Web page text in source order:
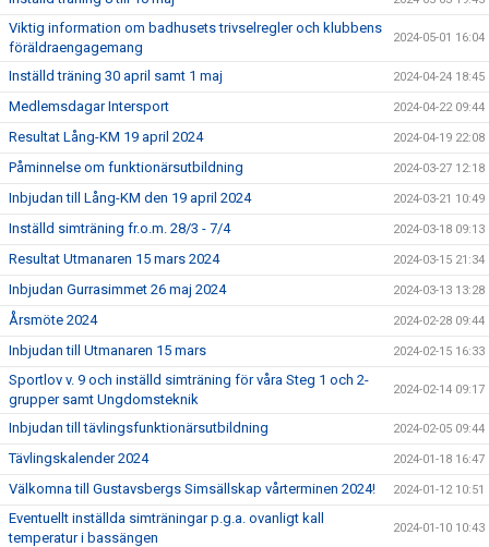
Viktig information om badhusets trivselregler och klubbens
föräldraengagemang
2024-05-01 16:04
Inställd träning 30 april samt 1 maj 2024-04-24 18:45
Medlemsdagar Intersport 2024-04-22 09:44
Resultat Lång-KM 19 april 2024 2024-04-19 22:08
Påminnelse om funktionärsutbildning 2024-03-27 12:18
Inbjudan till Lång-KM den 19 april 2024 2024-03-21 10:49
Inställd simträning fr.o.m. 28/3 - 7/4 2024-03-18 09:13
Resultat Utmanaren 15 mars 2024 2024-03-15 21:34
Inbjudan Gurrasimmet 26 maj 2024 2024-03-13 13:28
Årsmöte 2024 2024-02-28 09:44
Inbjudan till Utmanaren 15 mars 2024-02-15 16:33
Sportlov v. 9 och inställd simträning för våra Steg 1 och 2-
grupper samt Ungdomsteknik
2024-02-14 09:17
Inbjudan till tävlingsfunktionärsutbildning 2024-02-05 09:44
Tävlingskalender 2024 2024-01-18 16:47
Välkomna till Gustavsbergs Simsällskap vårterminen 2024! 2024-01-12 10:51
Eventuellt inställda simträningar p.g.a. ovanligt kall
temperatur i bassängen
2024-01-10 10:43